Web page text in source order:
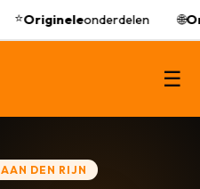
Origineleonderdelen
☰
DEN RIJN